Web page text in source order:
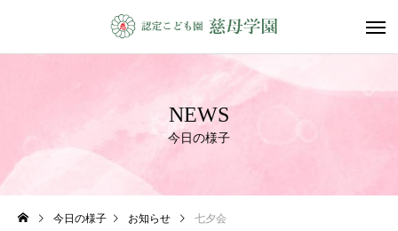
NEWS
今日の様子
今日の様子 お知らせ 七夕会